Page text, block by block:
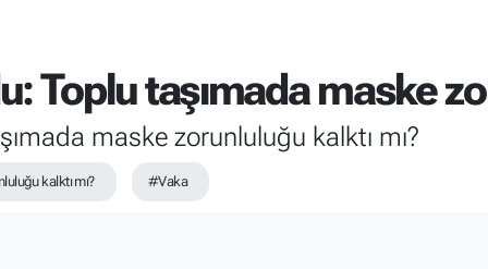
Toplu taşımada maske
maske zorunluluğu kalktı mı?
kalktı mı? #Vaka